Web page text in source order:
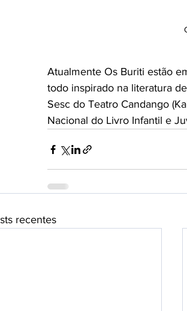
Atualmente Os Buriti estão
todo inspirado na literatura
Sesc do Teatro Candango
Nacional do Livro Infantil e
recentes